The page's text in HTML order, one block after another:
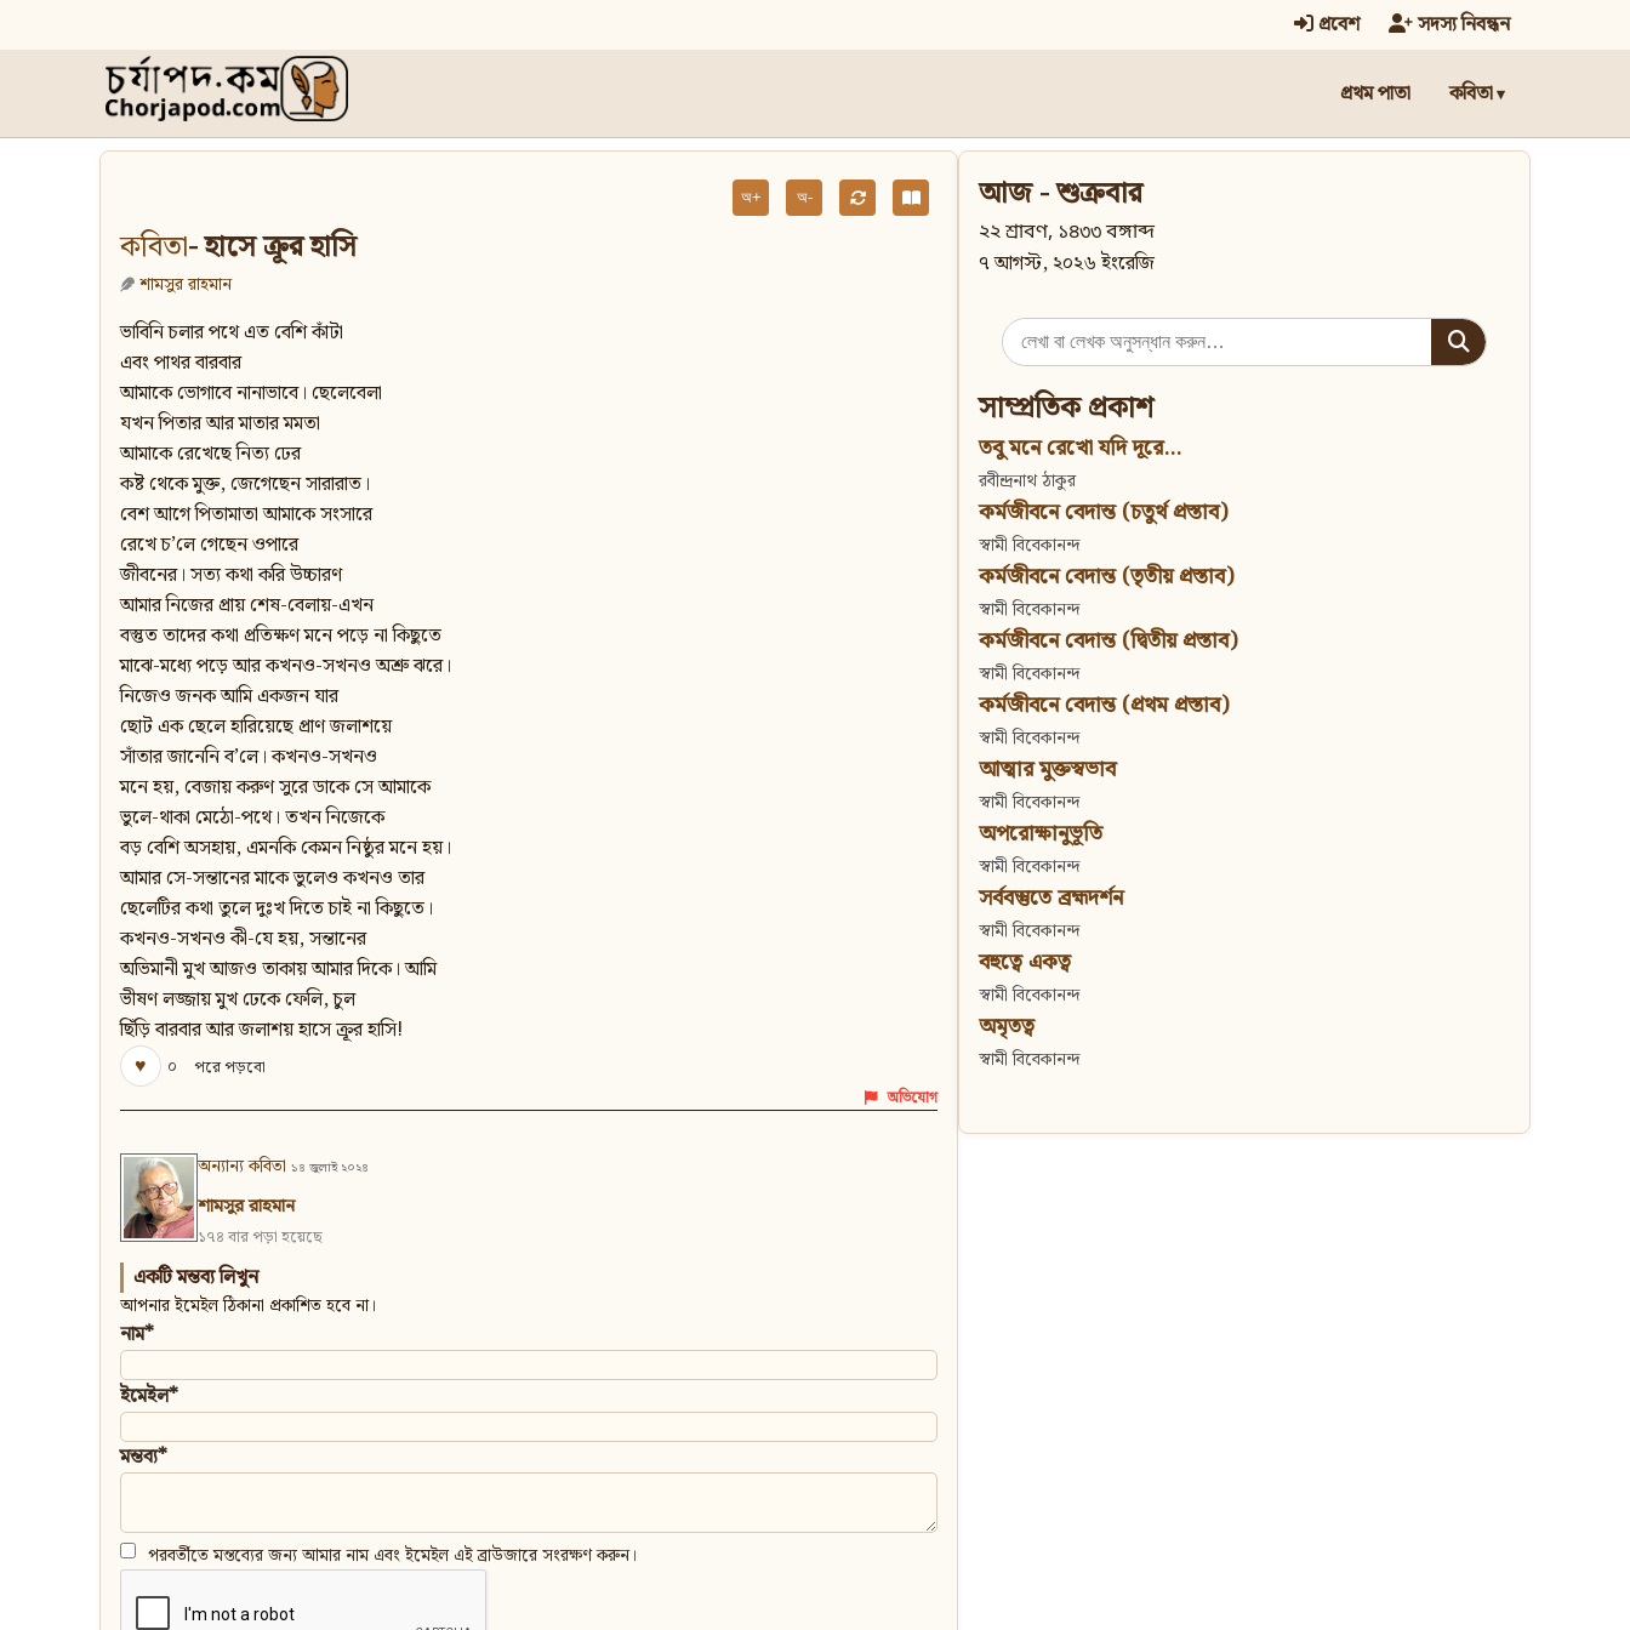
প্রবেশ সদস্য নিবন্ধন
প্রথম পাতা কবিতা
অ+ অ-
কবিতা- হাসে ক্রূর হাসি
শামসুর রাহমান
ভাবিনি চলার পথে এত বেশি কাঁটা
এবং পাথর বারবার
আমাকে ভোগাবে নানাভাবে। ছেলেবেলা
যখন পিতার আর মাতার মমতা
আমাকে রেখেছে নিত্য ঢের
কষ্ট থেকে মুক্ত, জেগেছেন সারারাত।
বেশ আগে পিতামাতা আমাকে সংসারে
রেখে চ’লে গেছেন ওপারে
জীবনের। সত্য কথা করি উচ্চারণ
আমার নিজের প্রায় শেষ-বেলায়-এখন
বস্তুত তাদের কথা প্রতিক্ষণ মনে পড়ে না কিছুতে
মাঝে-মধ্যে পড়ে আর কখনও-সখনও অশ্রু ঝরে।
নিজেও জনক আমি একজন যার
ছোট এক ছেলে হারিয়েছে প্রাণ জলাশয়ে
সাঁতার জানেনি ব’লে। কখনও-সখনও
মনে হয়, বেজায় করুণ সুরে ডাকে সে আমাকে
ভুলে-থাকা মেঠো-পথে। তখন নিজেকে
বড় বেশি অসহায়, এমনকি কেমন নিষ্ঠুর মনে হয়।
আমার সে-সন্তানের মাকে ভুলেও কখনও তার
ছেলেটির কথা তুলে দুঃখ দিতে চাই না কিছুতে।
কখনও-সখনও কী-যে হয়, সন্তানের
অভিমানী মুখ আজও তাকায় আমার দিকে। আমি
ভীষণ লজ্জায় মুখ ঢেকে ফেলি, চুল
ছিঁড়ি বারবার আর জলাশয় হাসে ক্রূর হাসি!
♥
০ পরে পড়বো
অভিযোগ
অন্যান্য কবিতা ১৪ জুলাই ২০২৪
শামসুর রাহমান
১৭৪ বার পড়া হয়েছে
একটি মন্তব্য লিখুন
আপনার ইমেইল ঠিকানা প্রকাশিত হবে না।
নাম*
ইমেইল*
মন্তব্য*
পরবর্তীতে মন্তব্যের জন্য আমার নাম এবং ইমেইল এই ব্রাউজারে সংরক্ষণ করুন।
আজ - শুক্রবার
২২ শ্রাবণ, ১৪৩৩ বঙ্গাব্দ
৭ আগস্ট, ২০২৬ ইংরেজি
Search
for:
সাম্প্রতিক প্রকাশ
তবু মনে রেখো যদি দূরে...
রবীন্দ্রনাথ ঠাকুর
কর্মজীবনে বেদান্ত (চতুর্থ প্রস্তাব)
স্বামী বিবেকানন্দ
কর্মজীবনে বেদান্ত (তৃতীয় প্রস্তাব)
স্বামী বিবেকানন্দ
কর্মজীবনে বেদান্ত (দ্বিতীয় প্রস্তাব)
স্বামী বিবেকানন্দ
কর্মজীবনে বেদান্ত (প্রথম প্রস্তাব)
স্বামী বিবেকানন্দ
আত্মার মুক্তস্বভাব
স্বামী বিবেকানন্দ
অপরোক্ষানুভূতি
স্বামী বিবেকানন্দ
সর্ববস্তুতে ব্রহ্মদর্শন
স্বামী বিবেকানন্দ
বহুত্বে একত্ব
স্বামী বিবেকানন্দ
অমৃতত্ব
স্বামী বিবেকানন্দ